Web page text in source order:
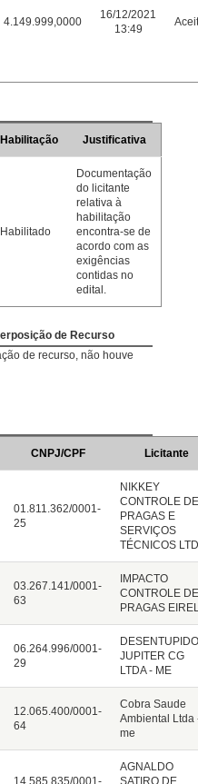
4.149.999,0000
16/12/2021
13:49
Habilitação Justificativa
Habilitado
Documentação
do licitante
relativa à
habilitação
encontra-se de
acordo com as
exigências
contidas no
edital.
de Recurso
de recurso, não houve
CNPJ/CPF Licitante
01.811.362/0001-
25
NIKKEY
CONTROLE DE
PRAGAS E
SERVIÇOS
TÉCNICOS
03.267.141/0001-
63
IMPACTO
CONTROLE DE
PRAGAS
06.264.996/0001-
29
JUPITER CG
LTDA - ME
12.065.400/0001-
64
Cobra Saude
Ambiental Ltda
me
14.585.835/0001-
AGNALDO
SATIRO DE